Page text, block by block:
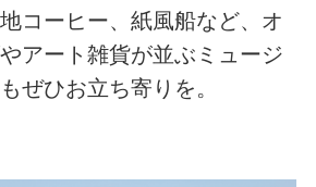
コーヒー、紙風船など、オ
アート雑貨が並ぶミュージ
ぜひお立ち寄りを。